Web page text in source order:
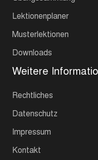
Lektionenplaner
Musterlektionen
Downloads
Weitere
Rechtliches
Datenschutz
Impressum
Kontakt